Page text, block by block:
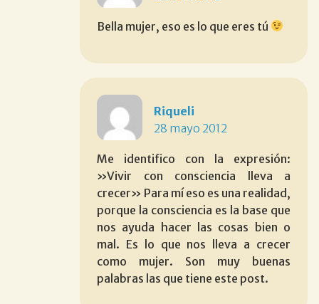
Bella mujer, eso es lo que eres tú
Riqueli
28 mayo 2012
Me identifico con la expresión:
»Vivir con consciencia lleva a
crecer» Para mí eso es una realidad,
porque la consciencia es la base que
nos ayuda hacer las cosas bien o
mal. Es lo que nos lleva a crecer
como mujer. Son muy buenas
palabras las que tiene este post.